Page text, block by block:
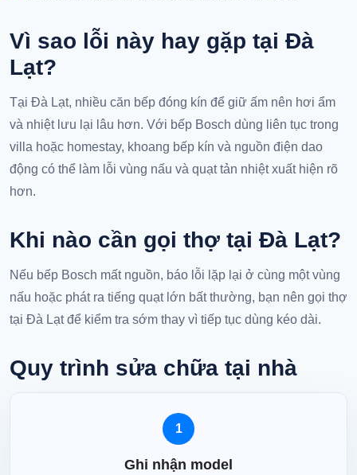
Vì sao lỗi này hay gặp tại Đà
Lạt?
Tại Đà Lạt, nhiều căn bếp đóng kín để giữ ấm nên hơi ẩm
và nhiệt lưu lại lâu hơn. Với bếp Bosch dùng liên tục trong
villa hoặc homestay, khoang bếp kín và nguồn điện dao
động có thể làm lỗi vùng nấu và quạt tản nhiệt xuất hiện rõ
hơn.
Khi nào cần gọi thợ tại Đà Lạt?
Nếu bếp Bosch mất nguồn, báo lỗi lặp lại ở cùng một vùng
nấu hoặc phát ra tiếng quạt lớn bất thường, bạn nên gọi thợ
tại Đà Lạt để kiểm tra sớm thay vì tiếp tục dùng kéo dài.
Quy trình sửa chữa tại nhà
1
Ghi nhận model